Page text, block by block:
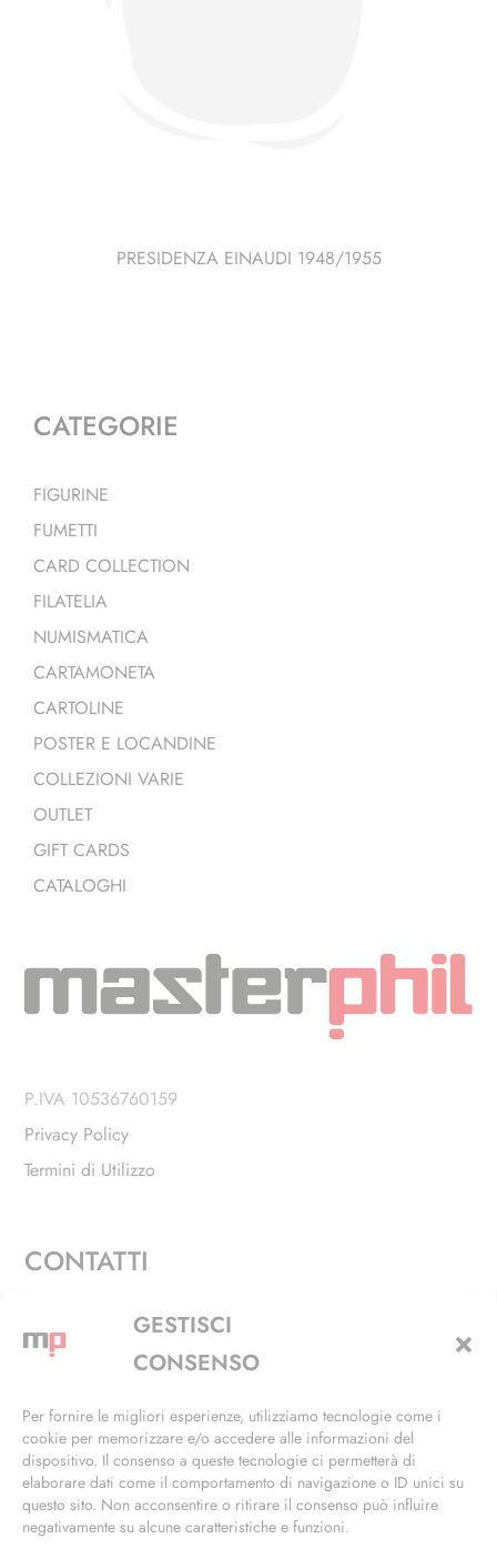
GESTISCI
CONSENSO
Per fornire le migliori esperienze, utilizziamo tecnologie come i
cookie per memorizzare e/o accedere alle informazioni del
dispositivo. Il consenso a queste tecnologie ci permetterà di
elaborare dati come il comportamento di navigazione o ID unici su
questo sito. Non acconsentire o ritirare il consenso può influire
negativamente su alcune caratteristiche e funzioni.
PRESIDENZA EINAUDI 1948/1955
CATEGORIE
FIGURINE
FUMETTI
CARD COLLECTION
FILATELIA
NUMISMATICA
CARTAMONETA
CARTOLINE
POSTER E LOCANDINE
COLLEZIONI VARIE
OUTLET
GIFT CARDS
CATALOGHI
P.IVA 10536760159
Privacy Policy
Termini di Utilizzo
CONTATTI
Via Alfieri, 27 - Trezzano Sul Naviglio (MI)
+39 02 4846 3155
info@masterphil.it